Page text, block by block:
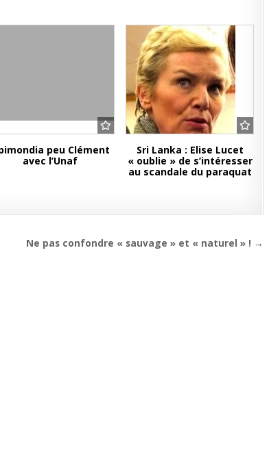
peu Clément
avec l’Unaf
Sri Lanka : Elise Lucet
« oublie » de s’intéresser
au scandale du paraquat
Ne pas confondre « sauvage » et « naturel » ! →